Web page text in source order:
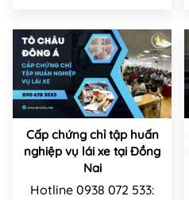
Cấp chứng chỉ tập huấn
nghiệp vụ lái xe tại Đồng
Nai
Hotline 0938 072 533: